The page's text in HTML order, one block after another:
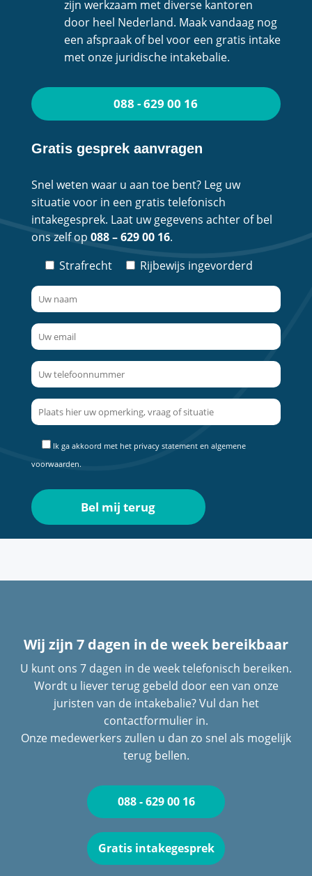
zijn werkzaam met diverse kantoren
door heel Nederland. Maak vandaag nog
een afspraak of bel voor een gratis intake
met onze juridische intakebalie.
088 - 629 00 16
Gratis gesprek aanvragen
Snel weten waar u aan toe bent? Leg uw
situatie voor in een gratis telefonisch
intakegesprek. Laat uw gegevens achter of bel
ons zelf op 088 – 629 00 16.
Strafrecht
Rijbewijs ingevorderd
Ik ga akkoord met het privacy statementen algemene
voorwaarden.
Wij zijn 7 dagen in de week bereikbaar
U kunt ons 7 dagen in de week telefonisch bereiken.
Wordt u liever terug gebeld door een van onze
juristen van de intakebalie? Vul dan het
contactformulier in.
Onze medewerkers zullen u dan zo snel als mogelijk
terug bellen.
088 - 629 00 16
Gratis intakegesprek